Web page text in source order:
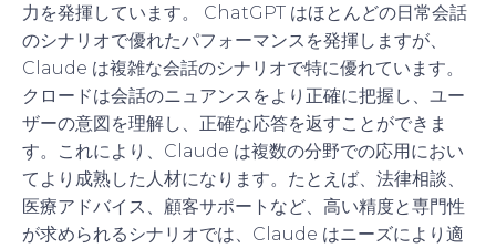
力を発揮しています。 ChatGPT はほとんどの日常会話
のシナリオで優れたパフォーマンスを発揮しますが、
Claude は複雑な会話のシナリオで特に優れています。
クロードは会話のニュアンスをより正確に把握し、ユー
ザーの意図を理解し、正確な応答を返すことができま
す。これにより、Claude は複数の分野での応用におい
てより成熟した人材になります。たとえば、法律相談、
医療アドバイス、顧客サポートなど、高い精度と専門性
が求められるシナリオでは、Claude はニーズにより適